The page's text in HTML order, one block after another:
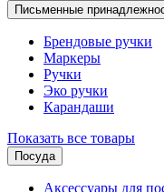
Письменные
Брендовые ручки
Маркеры
Ручки
Эко ручки
Карандаши
Показать все товары
Посуда
Аксессуары для